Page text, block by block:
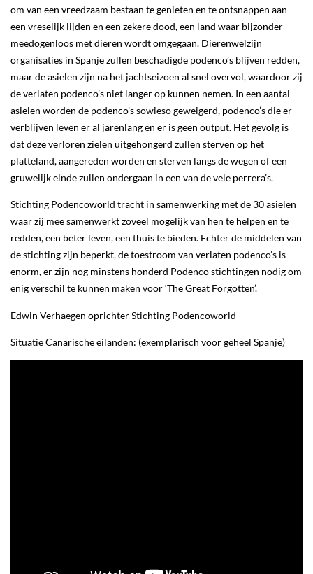
om van een vreedzaam bestaan te genieten en te ontsnappen aan
een vreselijk lijden en een zekere dood, een land waar bijzonder
meedogenloos met dieren wordt omgegaan. Dierenwelzijn
organisaties in Spanje zullen beschadigde podenco’s blijven redden,
maar de asielen zijn na het jachtseizoen al snel overvol, waardoor zij
de verlaten podenco’s niet langer op kunnen nemen. In een aantal
asielen worden de podenco’s sowieso geweigerd, podenco’s die er
verblijven leven er al jarenlang en er is geen output. Het gevolg is
dat deze verloren zielen uitgehongerd zullen sterven op het
platteland, aangereden worden en sterven langs de wegen of een
gruwelijk einde zullen ondergaan in een van de vele perrera’s.
Stichting Podencoworld tracht in samenwerking met de 30 asielen
waar zij mee samenwerkt zoveel mogelijk van hen te helpen en te
redden, een beter leven, een thuis te bieden. Echter de middelen van
de stichting zijn beperkt, de toestroom van verlaten podenco’s is
enorm, er zijn nog minstens honderd Podenco stichtingen nodig om
enig verschil te kunnen maken voor ‘The Great Forgotten’.
Edwin Verhaegen oprichter Stichting Podencoworld
Situatie Canarische eilanden: (exemplarisch voor geheel Spanje)